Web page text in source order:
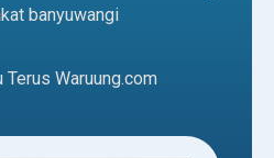
banyuwangi
Terus Waruung.com